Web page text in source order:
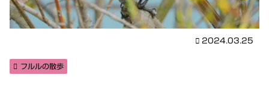
2024.03.25
フルルの散歩